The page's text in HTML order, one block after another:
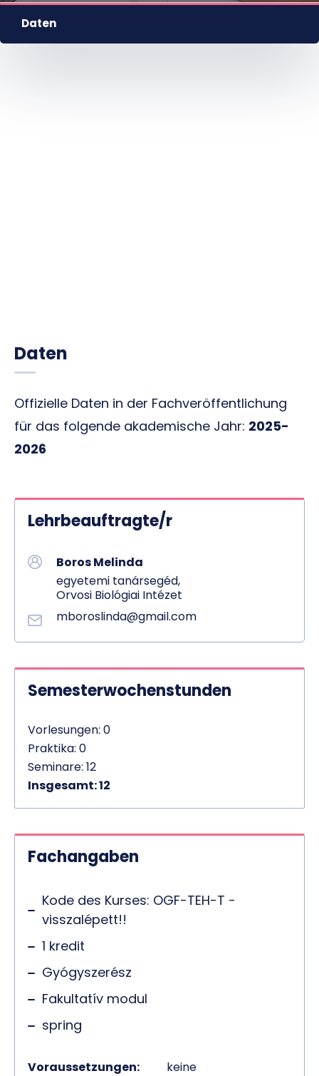
Daten
Offizielle Daten in der Fachveröffentlichung
für das folgende akademische Jahr: 2025-
2026
Lehrbeauftragte/r
Boros Melinda
egyetemi tanársegéd,
Orvosi Biológiai Intézet
mboroslinda@gmail.com
Semesterwochenstunden
Vorlesungen: 0
Praktika: 0
Seminare: 12
Insgesamt: 12
Fachangaben
Kode des Kurses: OGF-TEH-T -
visszalépett!!
1 kredit
Gyógyszerész
Fakultatív modul
spring
Voraussetzungen: keine
Daten